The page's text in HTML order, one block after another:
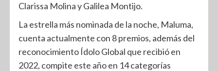
Clarissa Molina y Galilea Montijo.
La estrella más nominada de la noche, Maluma,
cuenta actualmente con 8 premios, además del
reconocimiento Ídolo Global que recibió en
2022, compite este año en 14 categorías